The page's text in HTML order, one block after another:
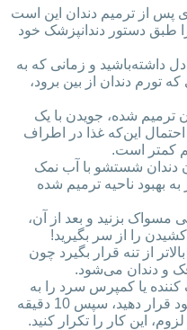
پس از ترمیم دندان این است
طبق دستور دندانپزشک خود
داشته‌باشید و زمانی که به
که تورم دندان از بین برود،
ترمیم شده، جویدن با یک
این‌که غذا در اطراف
کمتر است.
دندان شستشو با آب نمک
به بهبود ناحیه ترمیم شده
مسواک بزنید و بعد از آن،
را از سر بگیرید!
از تنه قرار بگیرد چون
و دندان می‌شود.
کننده یا کمپرس سرد را به
مدت 20 دقیقه روی صورت خود قرار دهید، سپس 10 دقیقه
این کار را تکرار کنید.